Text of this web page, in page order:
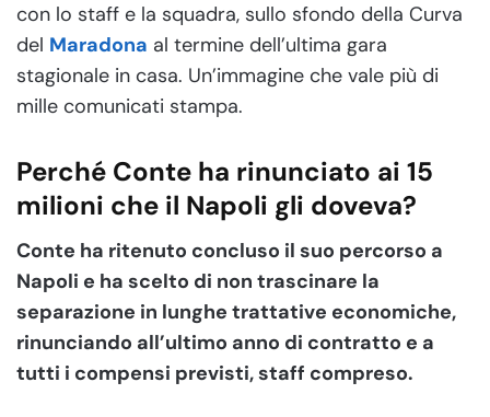
con lo staff e la squadra, sullo sfondo della Curva
del Maradona al termine dell’ultima gara
stagionale in casa. Un’immagine che vale più di
mille comunicati stampa.
Perché Conte ha rinunciato ai 15
milioni che il Napoli gli doveva?
Conte ha ritenuto concluso il suo percorso a
Napoli e ha scelto di non trascinare la
separazione in lunghe trattative economiche,
rinunciando all’ultimo anno di contratto e a
tutti i compensi previsti, staff compreso.